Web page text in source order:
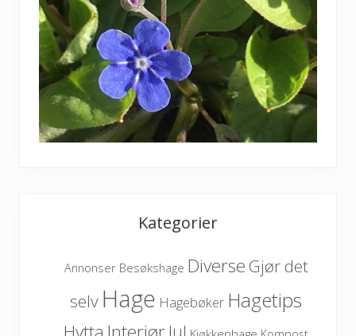
Kategorier
Annonser Besøkshage Diverse Gjør det
selv Hage Hagebøker Hagetips
Jul